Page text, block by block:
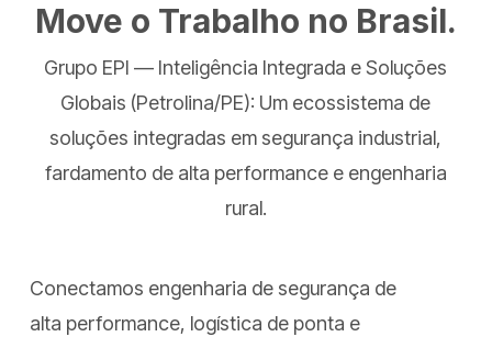
Move o Trabalho no Brasil.
Grupo EPI — Inteligência Integrada e Soluções
Globais (Petrolina/PE): Um ecossistema de
soluções integradas em segurança industrial,
fardamento de alta performance e engenharia
rural.
Conectamos engenharia de segurança de
alta performance, logística de ponta e